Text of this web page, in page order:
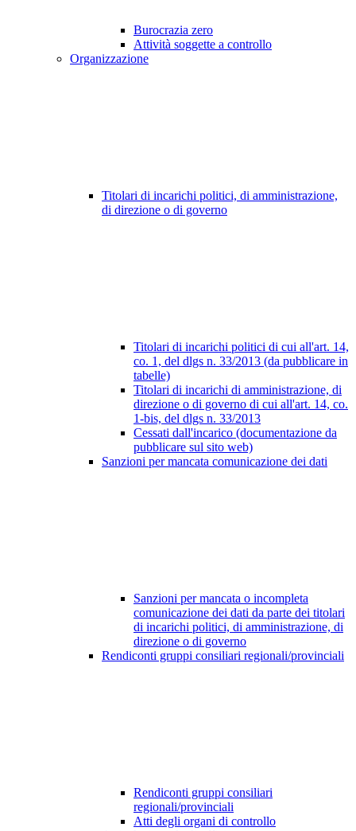
Burocrazia zero
Attività soggette a controllo
Organizzazione
Titolari di incarichi politici, di amministrazione,
di direzione o di governo
Titolari di incarichi politici di cui all'art. 14,
co. 1, del dlgs n. 33/2013 (da pubblicare in
tabelle)
Titolari di incarichi di amministrazione, di
direzione o di governo di cui all'art. 14, co.
1-bis, del dlgs n. 33/2013
Cessati dall'incarico (documentazione da
pubblicare sul sito web)
Sanzioni per mancata comunicazione dei dati
Sanzioni per mancata o incompleta
comunicazione dei dati da parte dei titolari
di incarichi politici, di amministrazione, di
direzione o di governo
Rendiconti gruppi consiliari regionali/provinciali
Rendiconti gruppi consiliari
regionali/provinciali
Atti degli organi di controllo